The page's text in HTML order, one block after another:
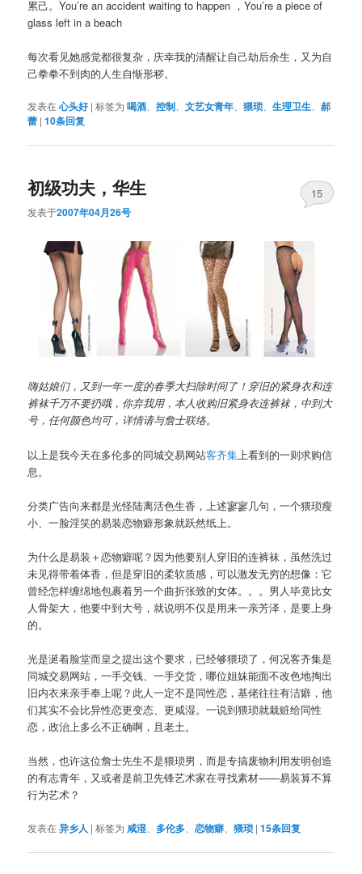
累己。You’re an accident waiting to happen ，You’re a piece of
glass left in a beach
每次看见她感觉都很复杂，庆幸我的清醒让自己劫后余生，又为自
己拳拳不到肉的人生自惭形秽。
发表在心头好 |标签为 喝酒 、控制 、文艺女青年 、猥琐 、生理卫生 、郝
蕾 |10条回复
初级功夫，华生
发表于2007年04月26号
15
嗨姑娘们，又到一年一度的春季大扫除时间了！穿旧的紧身衣和连
裤袜千万不要扔哦，你弃我用，本人收购旧紧身衣连裤袜，中到大
号，任何颜色均可，详情请与詹士联络。
以上是我今天在多伦多的同城交易网站客齐集上看到的一则求购信
息。
分类广告向来都是光怪陆离活色生香，上述寥寥几句，一个猥琐瘦
小、一脸淫笑的易装恋物癖形象就跃然纸上。
为什么是易装＋恋物癖呢？因为他要别人穿旧的连裤袜，虽然洗过
未见得带着体香，但是穿旧的柔软质感，可以激发无穷的想像：它
曾经怎样缠绵地包裹着另一个曲折张致的女体。。。男人毕竟比女
人骨架大，他要中到大号，就说明不仅是用来一亲芳泽，是要上身
的。
光是涎着脸堂而皇之提出这个要求，已经够猥琐了，何况客齐集是
同城交易网站，一手交钱、一手交货，哪位姐妹能面不改色地掏出
旧内衣来亲手奉上呢？此人一定不是同性恋，基佬往往有洁癖，他
们其实不会比异性恋更变态、更咸湿。一说到猥琐就栽赃给同性
恋，政治上多么不正确啊，且老土。
当然，也许这位詹士先生不是猥琐男，而是专搞废物利用发明创造
的有志青年，又或者是前卫先锋艺术家在寻找素材——易装算不算
行为艺术？
发表在异乡人 |标签为 咸湿 、多伦多 、恋物癖 、猥琐 |15条回复